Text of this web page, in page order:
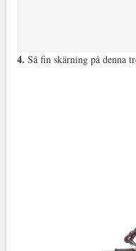
4. Så fin skärning på